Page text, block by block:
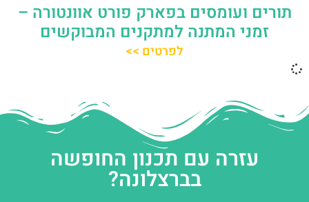
תורים ועומסים בפארק פורט אוונטורה –
זמני המתנה למתקנים המבוקשים
לפרטים >>
עזרה עם תכנון החופשה
בברצלונה?